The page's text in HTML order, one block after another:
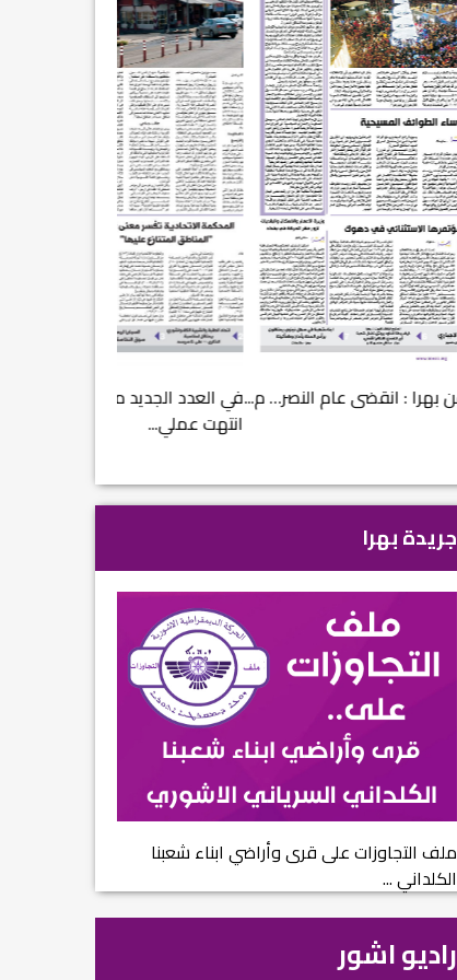
في العدد الجديد من صحيفة بهرا (658): هل
جريدة بهرا
ملف التجاوزات على قرى وأراضي ابناء شعبنا
الكلداني ...
راديو اشور